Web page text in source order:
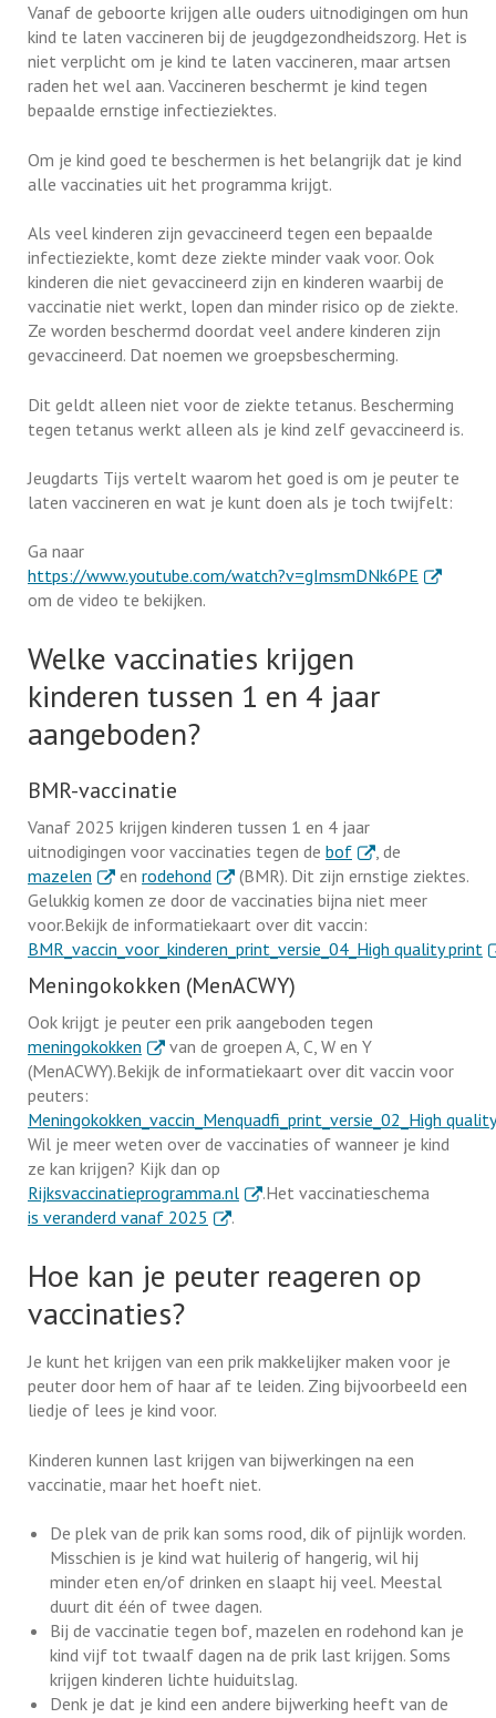
Vanaf de geboorte krijgen alle ouders uitnodigingen om hun
kind te laten vaccineren bij de jeugdgezondheidszorg. Het is
niet verplicht om je kind te laten vaccineren, maar artsen
raden het wel aan. Vaccineren beschermt je kind tegen
bepaalde ernstige infectieziektes.
Om je kind goed te beschermen is het belangrijk dat je kind
alle vaccinaties uit het programma krijgt.
Als veel kinderen zijn gevaccineerd tegen een bepaalde
infectieziekte, komt deze ziekte minder vaak voor. Ook
kinderen die niet gevaccineerd zijn en kinderen waarbij de
vaccinatie niet werkt, lopen dan minder risico op de ziekte.
Ze worden beschermd doordat veel andere kinderen zijn
gevaccineerd. Dat noemen we groepsbescherming.
Dit geldt alleen niet voor de ziekte tetanus. Bescherming
tegen tetanus werkt alleen als je kind zelf gevaccineerd is.
Jeugdarts Tijs vertelt waarom het goed is om je peuter te
laten vaccineren en wat je kunt doen als je toch twijfelt:
Ga naar
https://www.youtube.com/watch?v=gImsmDNk6PE . Externe
om de video te bekijken.
Welke vaccinaties krijgen
kinderen tussen 1 en 4 jaar
aangeboden?
BMR-vaccinatie
Vanaf 2025 krijgen kinderen tussen 1 en 4 jaar
uitnodigingen voor vaccinaties tegen de bof. Externe link
, de
mazelen . Externe link
en rodehond . Externe link
(BMR). Dit zijn ernstige ziektes.
Gelukkig komen ze door de vaccinaties bijna niet meer
voor.Bekijk de informatiekaart over dit vaccin:
BMR_vaccin_voor_kinderen_print_versie_04_High quality print .
Meningokokken (MenACWY)
Ook krijgt je peuter een prik aangeboden tegen
meningokokken . Externe link
van de groepen A, C, W en Y
(MenACWY).Bekijk de informatiekaart over dit vaccin voor
peuters:
Meningokokken_vaccin_Menquadfi_print_versie_02_High
Wil je meer weten over de vaccinaties of wanneer je kind
ze kan krijgen? Kijk dan op
Rijksvaccinatieprogramma.nl. Externe link
.Het vaccinatieschema
is veranderd vanaf 2025 . Externe link
.
Hoe kan je peuter reageren op
vaccinaties?
Je kunt het krijgen van een prik makkelijker maken voor je
peuter door hem of haar af te leiden. Zing bijvoorbeeld een
liedje of lees je kind voor.
Kinderen kunnen last krijgen van bijwerkingen na een
vaccinatie, maar het hoeft niet.
De plek van de prik kan soms rood, dik of pijnlijk worden.
Misschien is je kind wat huilerig of hangerig, wil hij
minder eten en/of drinken en slaapt hij veel. Meestal
duurt dit één of twee dagen.
Bij de vaccinatie tegen bof, mazelen en rodehond kan je
kind vijf tot twaalf dagen na de prik last krijgen. Soms
krijgen kinderen lichte huiduitslag.
Denk je dat je kind een andere bijwerking heeft van de